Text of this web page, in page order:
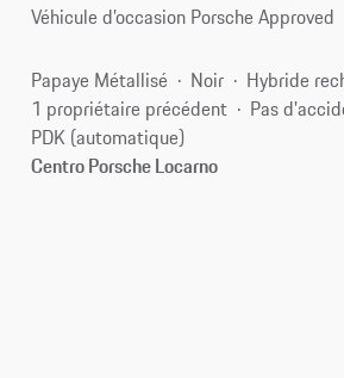
Véhicule d’occasion Porsche Approved
Papaye Métallisé Noir Hybride
1 propriétaire précédent
Pas
PDK (automatique)
Centro Porsche Locarno